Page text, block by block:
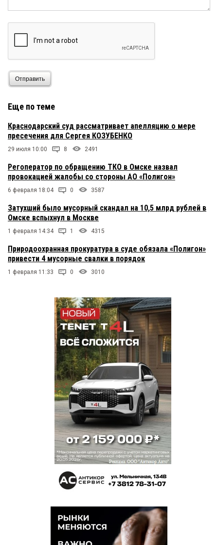
Отправить
Еще по теме
Краснодарский суд рассматривает апелляцию о мере
пресечения для Сергея КОЗУБЕНКО
29 июля 10:00 8 2491
Регоператор по обращению ТКО в Омске назвал
провокацией жалобы со стороны АО «Полигон»
6 февраля 18:04 0 3587
Затухший было мусорный скандал на 10,5 млрд рублей в
Омске вспыхнул в Москве
1 февраля 14:34 1 4315
Природоохранная прокуратура в суде обязала «Полигон»
привести 4 мусорные свалки в порядок
1 февраля 11:33 0 3010